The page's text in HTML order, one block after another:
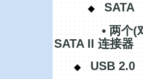
◆
• 两个(
SATA II连接器
◆ USB 2.0